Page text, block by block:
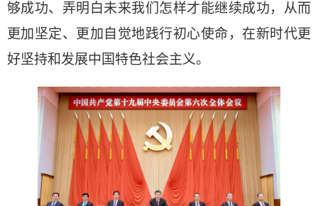
够成功、弄明白未来我们怎样才能继续成功，从而
更加坚定、更加自觉地践行初心使命，在新时代更
好坚持和发展中国特色社会主义。